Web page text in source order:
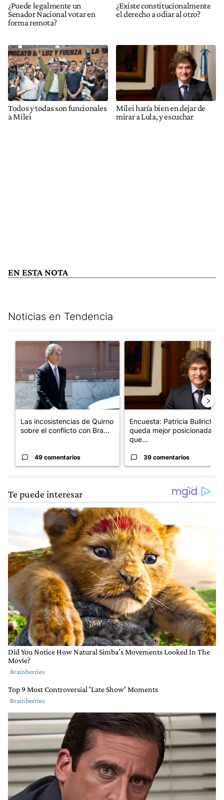
¿Puede legalmente un
Senador Nacional votar en
forma remota?
¿Existe constitucionalmente
el derecho a odiar al otro?
Todos y todas son funcionales
a Milei
Milei haría bien en dejar de
mirar a Lula, y escuchar
EN ESTA NOTA
Noticias en Tendencia
Un artículo de tendencia con el título "Las incosistencias de
Las incosistencias de Quirno
sobre el conflicto con Bra...
49 comentarios
Un artículo de tendencia con
Encuesta: Patricia Bullrich
queda mejor posicionada
que...
39 comentarios